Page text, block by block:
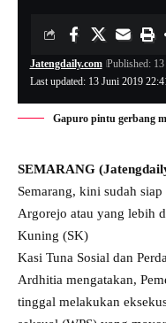
Last updated: 13 Juni 2019
Jatengdaily.com Published:
Gapuro pintu gerbang
SEMARANG
Semarang, kini sudah
Argorejo atau yang lebih
Kuning (SK)
Kasi Tuna Sosial dan
Ardhitia mengatakan,
tinggal melakukan